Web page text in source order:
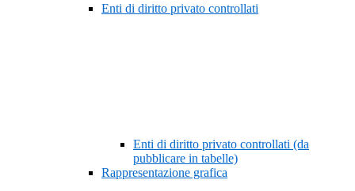
Enti di diritto privato controllati
Enti di diritto privato controllati (da
pubblicare in tabelle)
Rappresentazione grafica